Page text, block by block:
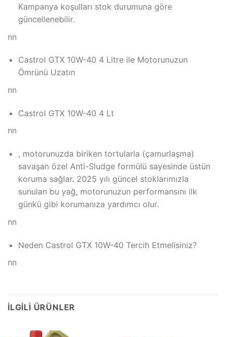
Kampanya koşulları stok durumuna göre
güncellenebilir.
nn
Castrol GTX 10W-40 4 Litre ile Motorunuzun
Ömrünü Uzatın
nn
Castrol GTX 10W-40 4 Lt
nn
, motorunuzda biriken tortularla (çamurlaşma)
savaşan özel Anti-Sludge formülü sayesinde üstün
koruma sağlar. 2025 yılı güncel stoklarımızla
sunulan bu yağ, motorunuzun performansını ilk
günkü gibi korumanıza yardımcı olur.
nn
Neden Castrol GTX 10W-40 Tercih Etmelisiniz?
nn
İLGILI ÜRÜNLER